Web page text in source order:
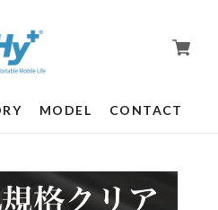
MODEL CONTACT